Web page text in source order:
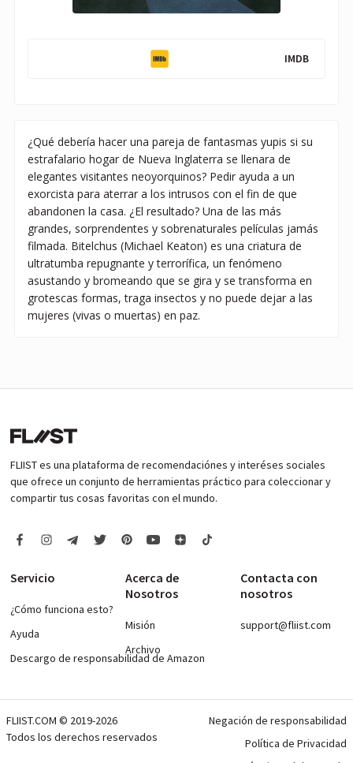
IMDB
¿Qué debería hacer una pareja de fantasmas yupis si su
estrafalario hogar de Nueva Inglaterra se llenara de
elegantes visitantes neoyorquinos? Pedir ayuda a un
exorcista para aterrar a los intrusos con el fin de que
abandonen la casa. ¿El resultado? Una de las más
grandes, sorprendentes y sobrenaturales películas jamás
filmada. Bitelchus (Michael Keaton) es una criatura de
ultratumba repugnante y terrorífica, un fenómeno
asustando y bromeando que se gira y se transforma en
grotescas formas, traga insectos y no puede dejar a las
mujeres (vivas o muertas) en paz.
FLIIST es una plataforma de recomendaciónes y interéses sociales
que ofrece un conjunto de herramientas práctico para coleccionar y
compartir tus cosas favoritas con el mundo.
Servicio
¿Cómo funciona esto?
Ayuda
Descargo de responsabilidad de Amazon
Acerca de
Nosotros
Misión
Archivo
Contacta con
nosotros
support@fliist.com
FLIIST.COM © 2019-2026
Todos los derechos reservados
Negación de responsabilidad
Política de Privacidad